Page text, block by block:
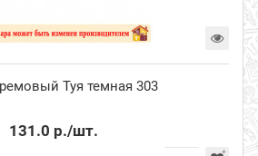
Туя темная 303
131.0 р./шт.